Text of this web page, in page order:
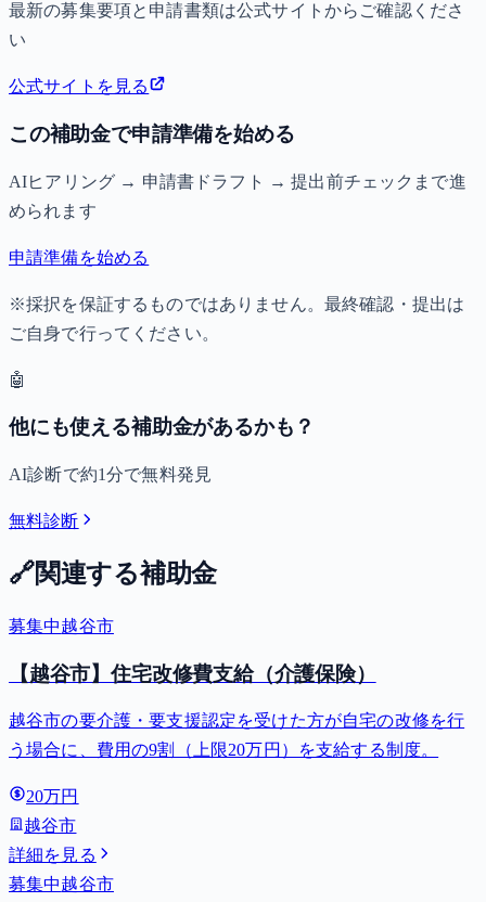
最新の募集要項と申請書類は公式サイトからご確認くださ
い
公式サイトを見る
この補助金で申請準備を始める
AIヒアリング → 申請書ドラフト → 提出前チェックまで進
められます
申請準備を始める
※採択を保証するものではありません。最終確認・提出は
ご自身で行ってください。
🤖
他にも使える補助金があるかも？
AI診断で約1分で無料発見
無料診断
🔗関連する補助金
募集中越谷市
【越谷市】住宅改修費支給（介護保険）
越谷市の要介護・要支援認定を受けた方が自宅の改修を行
う場合に、費用の9割（上限20万円）を支給する制度。
20万円
越谷市
詳細を見る
募集中越谷市